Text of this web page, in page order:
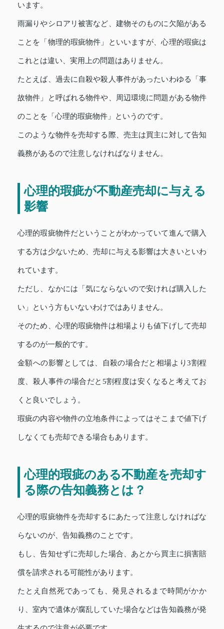
います。
雨漏りやシロアリ被害など、建物そのものに欠陥がある
ことを「物理的瑕疵物件」といいますが、心理的瑕疵は
これとは違い、実用上の問題はありません。
たとえば、過去に自殺や殺人事件があったいわゆる「事
故物件」と呼ばれる物件や、周辺環境に問題がある物件
のことを「心理的瑕疵物件」というのです。
このような物件を売却する際、売主は買主に対して告知
義務があるので注意しなければなりません。
心理的瑕疵が不動産売却に与える
影響
心理的瑕疵物件だということがわかっていて進んで購入
する方は少ないため、売却に与える影響は大きいといわ
れています。
ただし、なかには「気にならないので安ければ購入した
い」という方もいないわけではありません。
そのため、心理的瑕疵物件は相場よりも値下げして売却
するのが一般的です。
金額への影響としては、自殺の場合だと相場より3割程
度、殺人事件の場合だと5割程度は安くなると考えてお
くと良いでしょう。
瑕疵の内容や物件の立地条件によってはそこまで値下げ
しなくても売却できる場合もあります。
心理的瑕疵のある不動産を売却す
る際の告知義務とは？
心理的瑕疵物件を売却するにあたって注意しなければな
らないのが、告知義務のことです。
もし、告知せずに売却した場合、あとから買主に損害賠
償を請求される可能性があります。
たとえ自然死であっても、発見されるまで時間がかか
り、室内で遺体が腐乱していた場合などは告知義務が発